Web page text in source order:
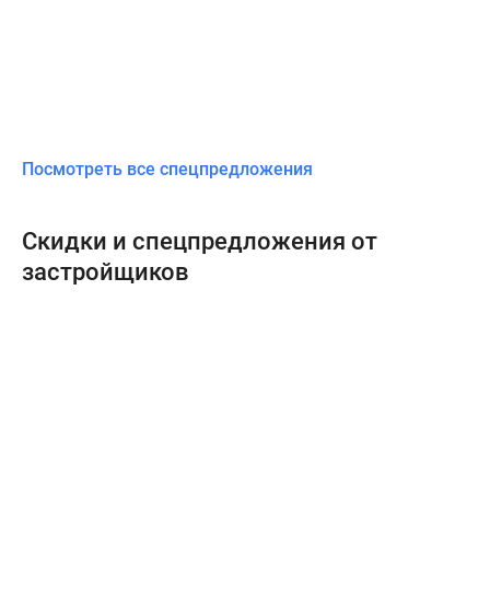
Посмотреть все спецпредложения
Скидки и спецпредложения от
застройщиков